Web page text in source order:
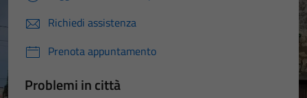
Richiedi assistenza
Prenota appuntamento
Problemi in città